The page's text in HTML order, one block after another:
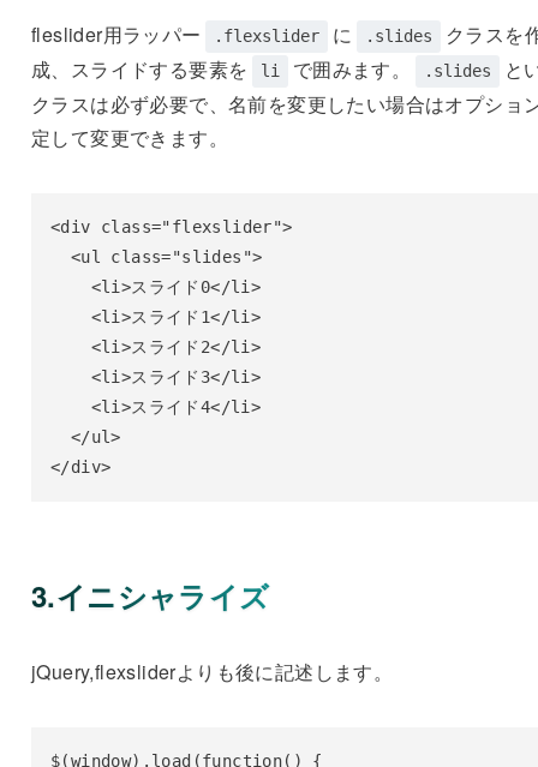
fleslider用ラッパー .flexslider に .slides
クラスを
成、スライドする要素を
li で囲みます。 .slides
と
クラスは必ず必要で、名前を変更したい場合はオプショ
定して変更できます。
<div class="flexslider">
</div>
3.イニシャライズ
jQuery,flexsliderよりも後に記述します。
$(window).load(function() {